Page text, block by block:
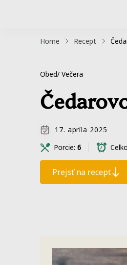
Home Recept
Obed/ Večera
17. apríla 2025
Porcie: 6
Prejsť na recept